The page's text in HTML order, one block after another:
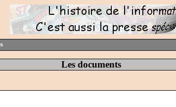
Les documents